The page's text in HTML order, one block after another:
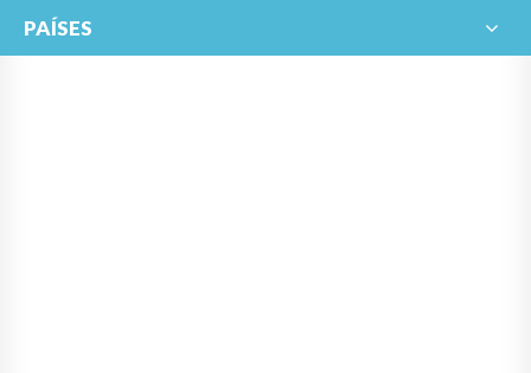
PAÍSES